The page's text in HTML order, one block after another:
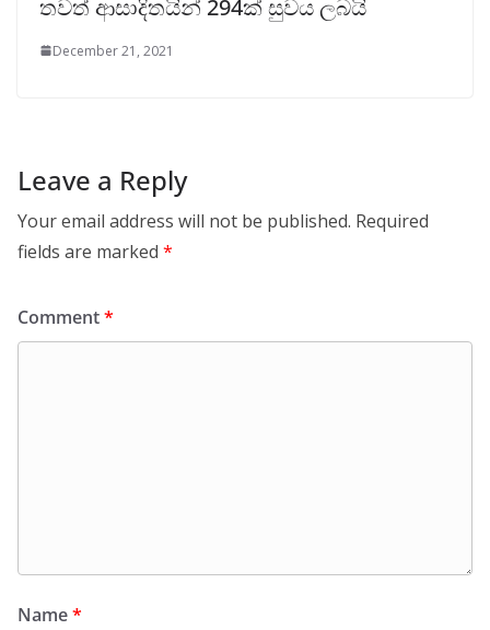
තවත් ආසාදිතයින් 294ක් සුවය ලබයි
December 21, 2021
Leave a Reply
Your email address will not be published. Required
fields are marked *
Comment*
Name*